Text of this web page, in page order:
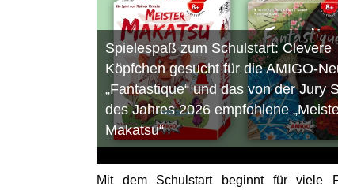
Spielespaß zum Schulstart: Clevere
Köpfchen gesucht für die AMIGO-
„Fantastique“ und das von der Jury
des Jahres 2026 empfohlene
Makatsu“
Mit dem Schulstart beginnt für viele